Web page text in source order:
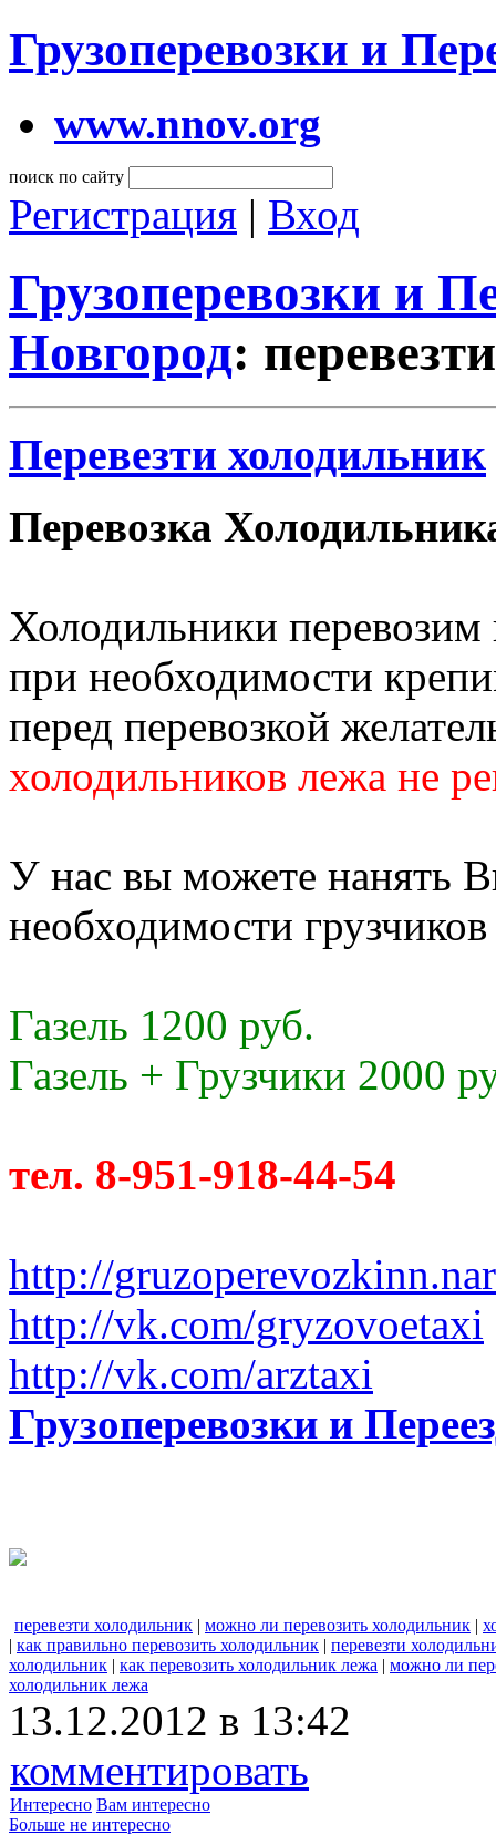
Грузоперевозки и
www.nnov.org
поиск по сайту
Регистрация | Вход
Грузоперевозки и
Новгород:
Перевезти холодильник
Перевозка
Холодильники
при необходимости
перед перевозкой
холодильников лежа не
У нас вы можете нанять
необходимости
Газель 1200 руб.
Газель + Грузчики 2000
тел. 8-951-918-44-54
http://
http://vk.com/gryzovoetaxi
http://vk.com/arztaxi
Грузоперевозки и
перевезти холодильник | можно ли перевозить холодильник |
| как правильно перевозить холодильник | перевезти
холодильник | как перевозить холодильник лежа | можно ли
холодильник лежа
13.12.2012 в 13:42
комментировать
Интересно Вам интересно
Больше не интересно